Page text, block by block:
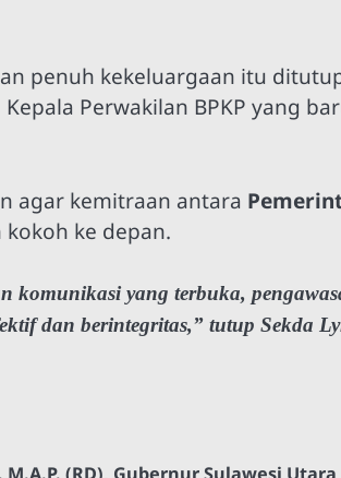
penuh kekeluargaan itu
Perwakilan BPKP yang
agar kemitraan antara
kokoh ke depan.
komunikasi yang terbuka,
dan berintegritas,” tutup Sekda